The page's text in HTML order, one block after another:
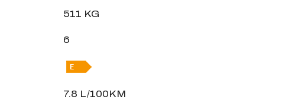
511 KG
6
7.8 L/100KM